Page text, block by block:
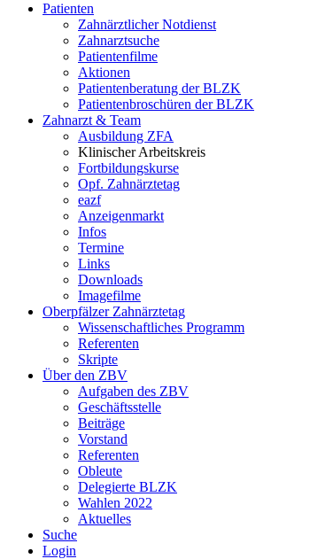
Patienten
Zahnärztlicher Notdienst
Zahnarztsuche
Patientenfilme
Aktionen
Patientenberatung der BLZK
Patientenbroschüren der BLZK
Zahnarzt & Team
Ausbildung ZFA
Klinischer Arbeitskreis
Fortbildungskurse
Opf. Zahnärztetag
eazf
Anzeigenmarkt
Infos
Termine
Links
Downloads
Imagefilme
Oberpfälzer Zahnärztetag
Wissenschaftliches Programm
Referenten
Skripte
Über den ZBV
Aufgaben des ZBV
Geschäftsstelle
Beiträge
Vorstand
Referenten
Obleute
Delegierte BLZK
Wahlen 2022
Aktuelles
Suche
Login